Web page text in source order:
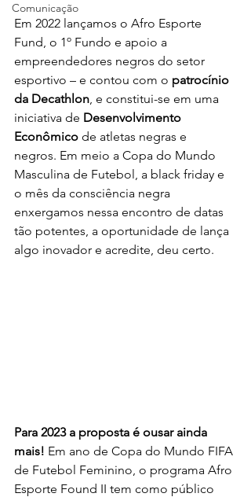
Comunicação
Em 2022 lançamos o Afro Esporte
Fund, o 1º Fundo e apoio a
empreendedores negros do setor
esportivo – e contou com o patrocínio
da Decathlon, e constitui-se em uma
iniciativa de Desenvolvimento
Econômico de atletas negras e
negros. Em meio a Copa do Mundo
Masculina de Futebol, a black friday e
o mês da consciência negra
enxergamos nessa encontro de datas
tão potentes, a oportunidade de lança
algo inovador e acredite, deu certo.
Para 2023 a proposta é ousar ainda
mais! Em ano de Copa do Mundo FIFA
de Futebol Feminino, o programa Afro
Esporte Found II tem como público